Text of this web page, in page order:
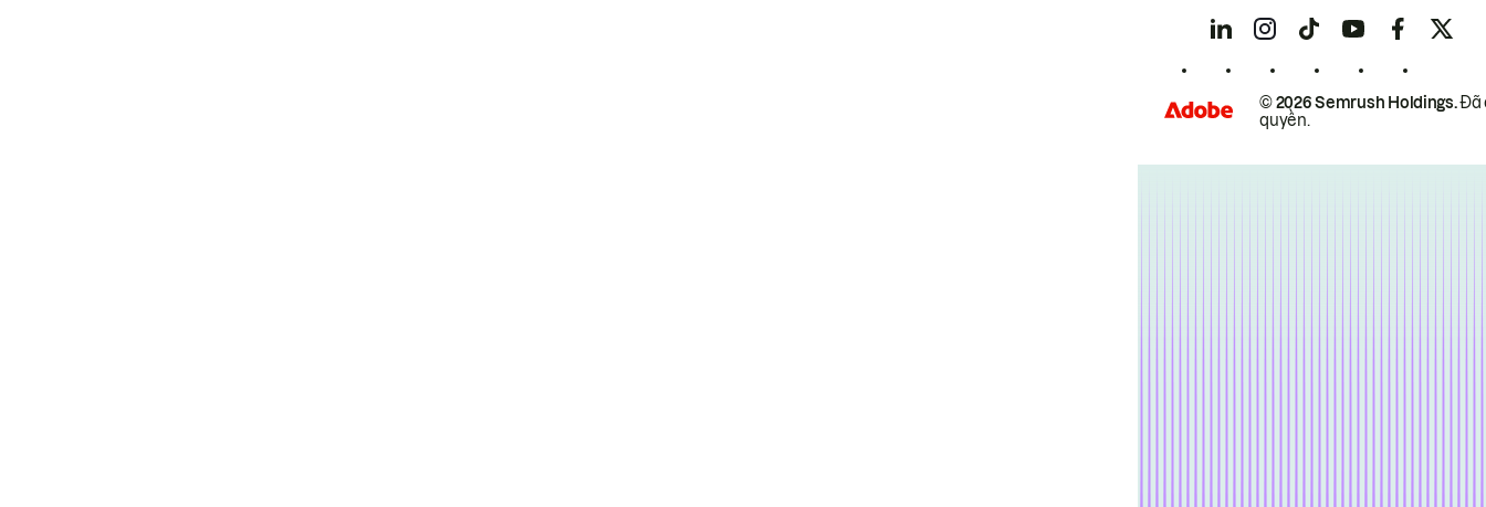
© 2026 Semrush Holdings.Đã
quyền.